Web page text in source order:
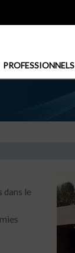
PROFESSIONNELS
dans le